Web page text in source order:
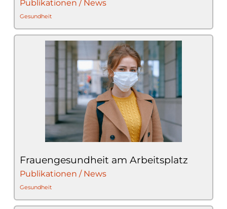
Publikationen / News
Gesundheit
Frauengesundheit am Arbeitsplatz
Publikationen / News
Gesundheit